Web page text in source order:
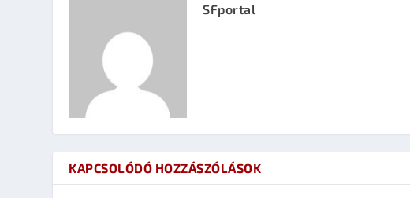
SFportal
KAPCSOLÓDÓ HOZZÁSZÓLÁSOK